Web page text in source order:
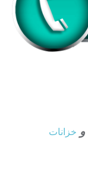
و خزانات